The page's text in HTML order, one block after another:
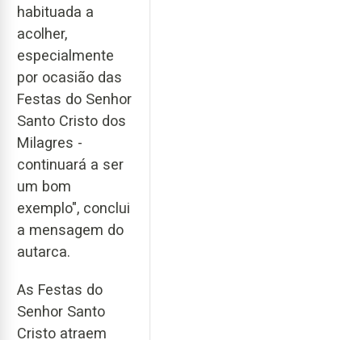
habituada a
acolher,
especialmente
por ocasião das
Festas do Senhor
Santo Cristo dos
Milagres -
continuará a ser
um bom
exemplo", conclui
a mensagem do
autarca.
As Festas do
Senhor Santo
Cristo atraem